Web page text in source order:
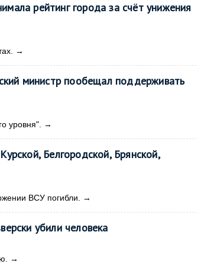
рейтинг города за счёт унижения
→
министр пообещал поддерживать
уровня". →
Белгородской, Брянской,
ВСУ погибли. →
убили человека
→